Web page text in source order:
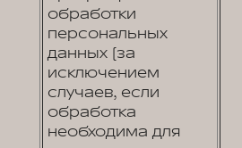
обработки
персональных
данных (за
исключением
случаев, если
обработка
необходима для